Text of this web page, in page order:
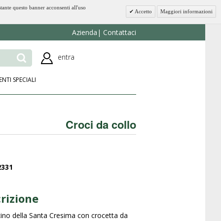
questo banner acconsenti all'uso
Accetto Maggiori informazioni
Azienda Contattaci
entra
SPECIALI
Croci da collo
della Santa Cresima con crocetta da